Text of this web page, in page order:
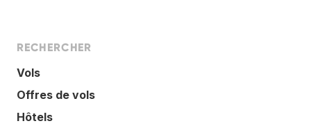
RECHERCHER
Vols
Offres de vols
Hôtels